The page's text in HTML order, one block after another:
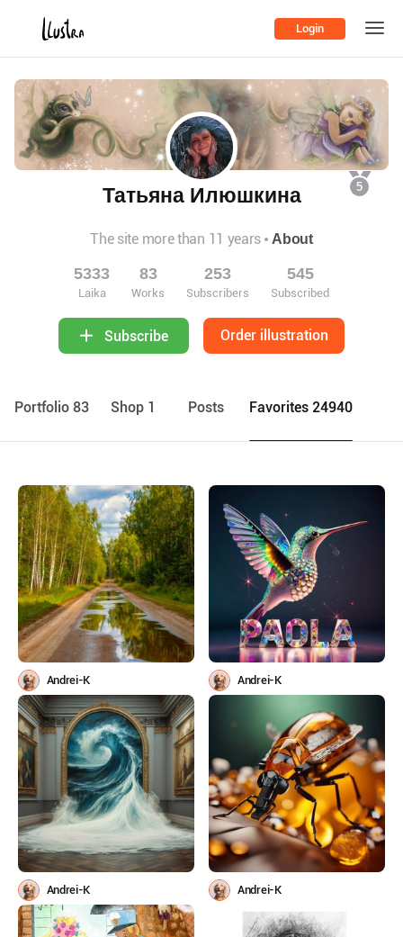
Login
5
Татьяна Илюшкина
The site more than 11 years About
5333
Laika
83
Works
253
Subscribers
545
Subscribed
Subscribe Order illustration
Portfolio 83 Shop 1 Posts Favorites 24940
Andrei-K Andrei-K
Andrei-K Andrei-K